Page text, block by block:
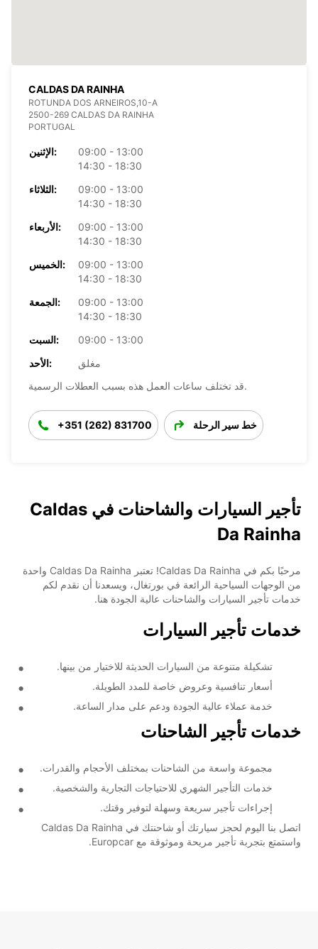
CALDAS DA RAINHA
ROTUNDA DOS ARNEIROS,10-A
2500-269 CALDAS DA RAINHA
PORTUGAL
الإثنين:
09:00 - 13:00
14:30 - 18:30
الثلاثاء:
09:00 - 13:00
14:30 - 18:30
الأربعاء:
09:00 - 13:00
14:30 - 18:30
الخميس:
09:00 - 13:00
14:30 - 18:30
الجمعة:
09:00 - 13:00
14:30 - 18:30
السبت:
09:00 - 13:00
الأحد:
مغلق
قد تختلف ساعات العمل هذه بسبب العطلات الرسمية.
+351 (262) 831700 خط سير الرحلة
تأجير السيارات والشاحنات في Caldas
Da Rainha
مرحبًا بكم في Caldas Da Rainha! تعتبر Caldas Da Rainha واحدة
من الوجهات السياحية الرائعة في بورتغال، ويسعدنا أن نقدم لكم
خدمات تأجير السيارات والشاحنات عالية الجودة هنا.
خدمات تأجير السيارات
تشكيلة متنوعة من السيارات الحديثة للاختيار من بينها.
أسعار تنافسية وعروض خاصة للمدد الطويلة.
خدمة عملاء عالية الجودة ودعم على مدار الساعة.
خدمات تأجير الشاحنات
مجموعة واسعة من الشاحنات بمختلف الأحجام والقدرات.
خدمات التأجير الشهري للاحتياجات التجارية والشخصية.
إجراءات تأجير سريعة وسهلة لتوفير وقتك.
اتصل بنا اليوم لحجز سيارتك أو شاحنتك في Caldas Da Rainha
واستمتع بتجربة تأجير مريحة وموثوقة مع Europcar.